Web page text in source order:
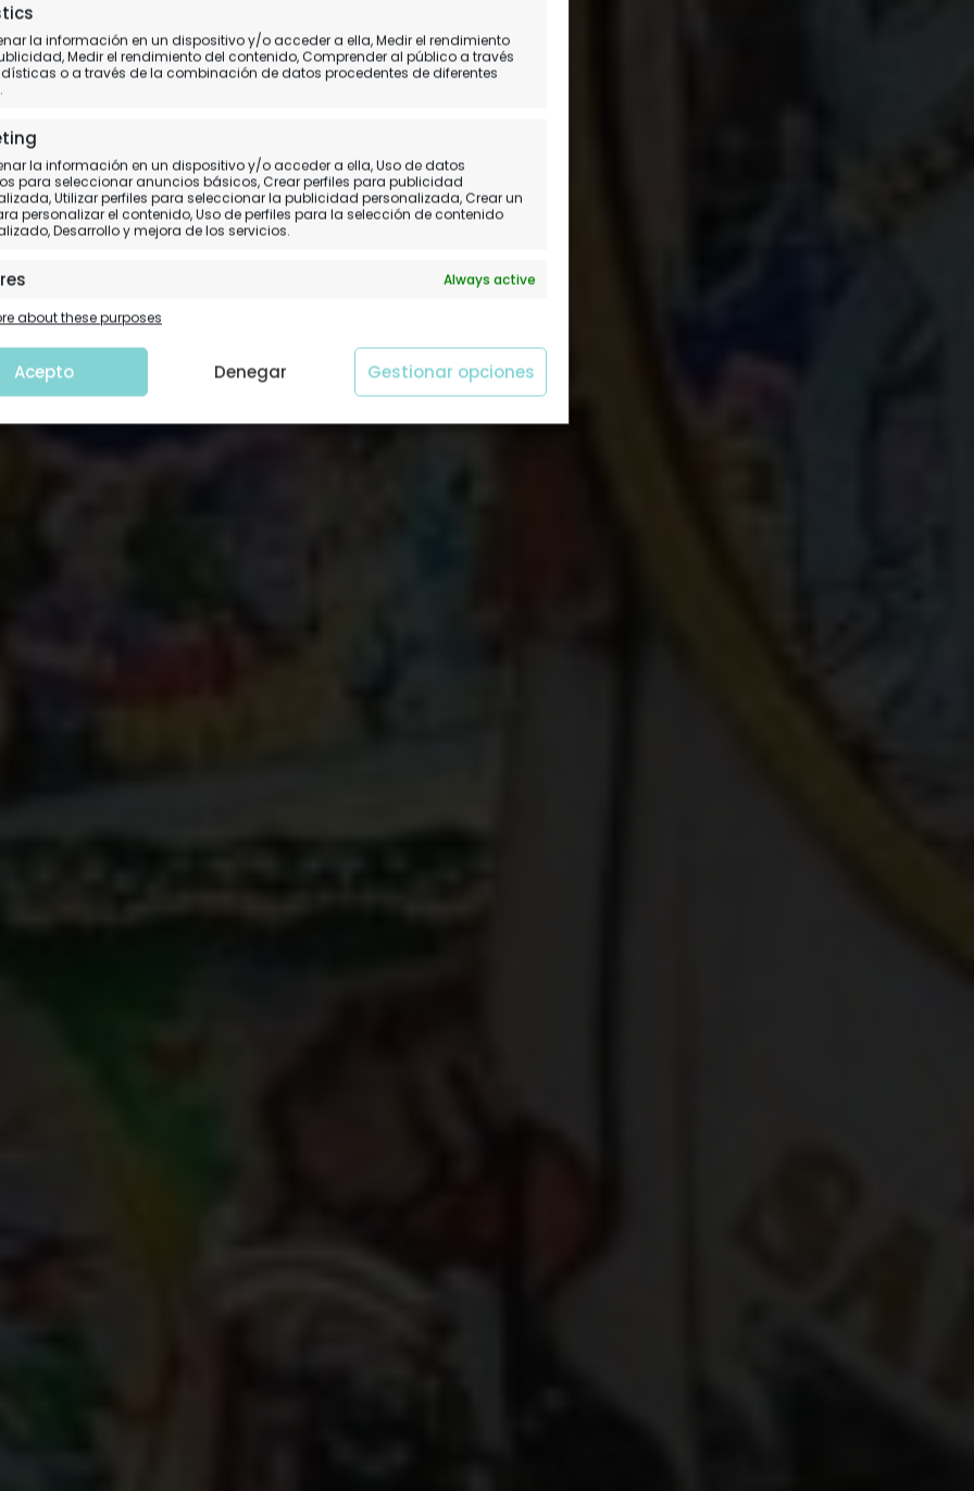
la información en un dispositivo y/o acceder a ella, Medir el rendimiento
Medir el rendimiento del contenido, Comprender al público a través
o a través de la combinación de datos procedentes de diferentes
la información en un dispositivo y/o acceder a ella, Uso de datos
para seleccionar anuncios básicos, Crear perfiles para publicidad
Utilizar perfiles para seleccionar la publicidad personalizada, Crear un
personalizar el contenido, Uso de perfiles para la selección de contenido
Desarrollo y mejora de los servicios.
Always active
Vincular diferentes dispositivos, Identificación de
la seguridad, evitar y detectar fraudes, y
fallos, Ofrecer y presentar publicidad y Always active
about these purposes
Acepto Denegar Gestionar opciones
Saint-Martin en Colmar